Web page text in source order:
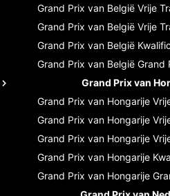
Grand Prix van België Vrije
Grand Prix van België Vrije
Grand Prix van België
Grand Prix van België Grand
Grand Prix van
Grand Prix van Hongarije
Grand Prix van Hongarije
Grand Prix van Hongarije
Grand Prix van Hongarije
Grand Prix van Hongarije